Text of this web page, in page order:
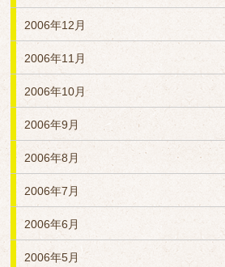
2006年12月
2006年11月
2006年10月
2006年9月
2006年8月
2006年7月
2006年6月
2006年5月